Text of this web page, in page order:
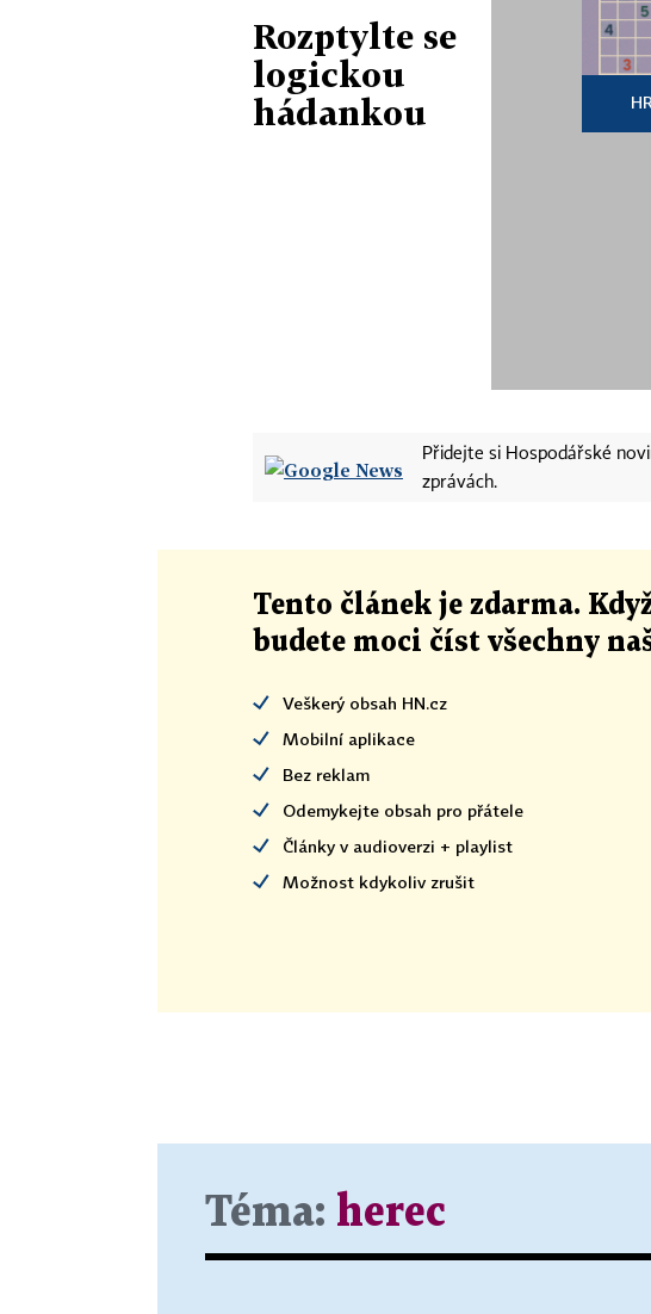
Rozptylte se
logickou
hádankou
Přidejte si Hospodářské
zprávách.
Tento článek je zdarma.
budete moci číst všechny
Veškerý obsah HN.cz
Mobilní aplikace
Bez reklam
Odemykejte obsah pro přátele
Články v audioverzi + playlist
Možnost kdykoliv zrušit
Téma: herec